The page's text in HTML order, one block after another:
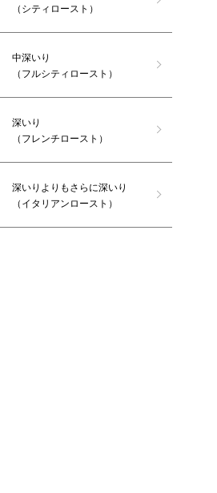
（シティロースト）
中深いり
（フルシティロースト）
深いり
（フレンチロースト）
深いりよりもさらに深いり
（イタリアンロースト）